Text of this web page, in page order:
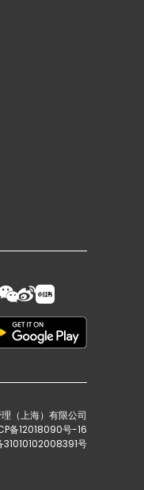
（上海）有限公司
备12018090号-16
31010102008391号